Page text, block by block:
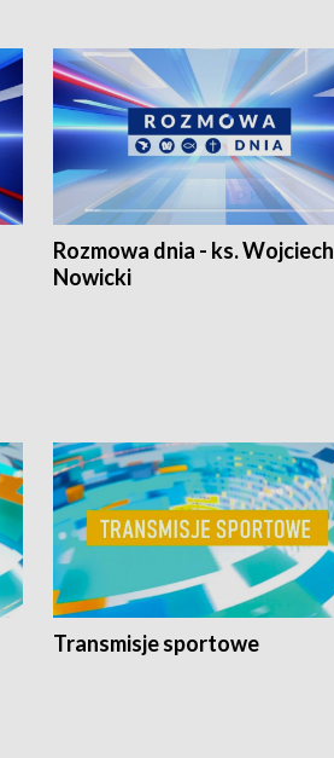
Rozmowa dnia - ks. Wojciech
Nowicki
Transmisje sportowe